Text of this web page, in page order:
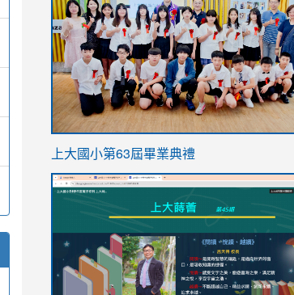
link
https://sites.google.com/stes.tyc.edu.tw/
上大國小第63屆畢業典禮
link